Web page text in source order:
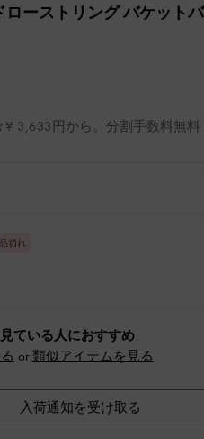
ローストリング バケット
¥ 3,633円から。分割手数料無料
品切れ
ている人におすすめ
or 類似アイテムを見る
入荷通知を受け取る